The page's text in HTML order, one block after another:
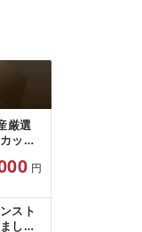
厳選
ット
フル
円
スト
した!